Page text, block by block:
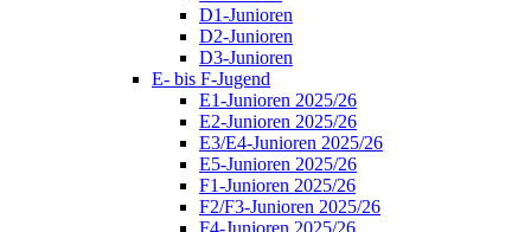
D1-Junioren
D2-Junioren
D3-Junioren
E- bis F-Jugend
E1-Junioren 2025/26
E2-Junioren 2025/26
E3/E4-Junioren 2025/26
E5-Junioren 2025/26
F1-Junioren 2025/26
F2/F3-Junioren 2025/26
F4-Junioren 2025/26